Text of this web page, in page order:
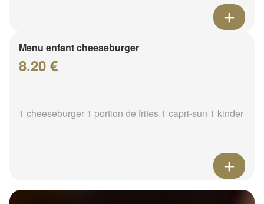
Menu enfant cheeseburger
8.20 €
1 cheeseburger 1 portion de frites 1 capri-sun 1 kinder